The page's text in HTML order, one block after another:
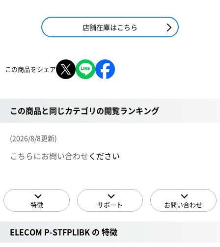
店舗在庫はこちら
この商品をシェア
この商品と同じカテゴリの閲覧ランキング
(2026/8/8更新)
こちらにお問い合わせください
特徴 サポート お問い合わせ
ELECOM P-STFPLIBK の 特徴